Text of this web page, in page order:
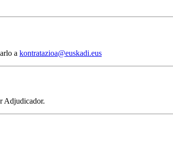
a kontratazioa@euskadi.eus
Adjudicador.